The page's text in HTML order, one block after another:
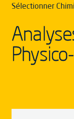
Sélectionner